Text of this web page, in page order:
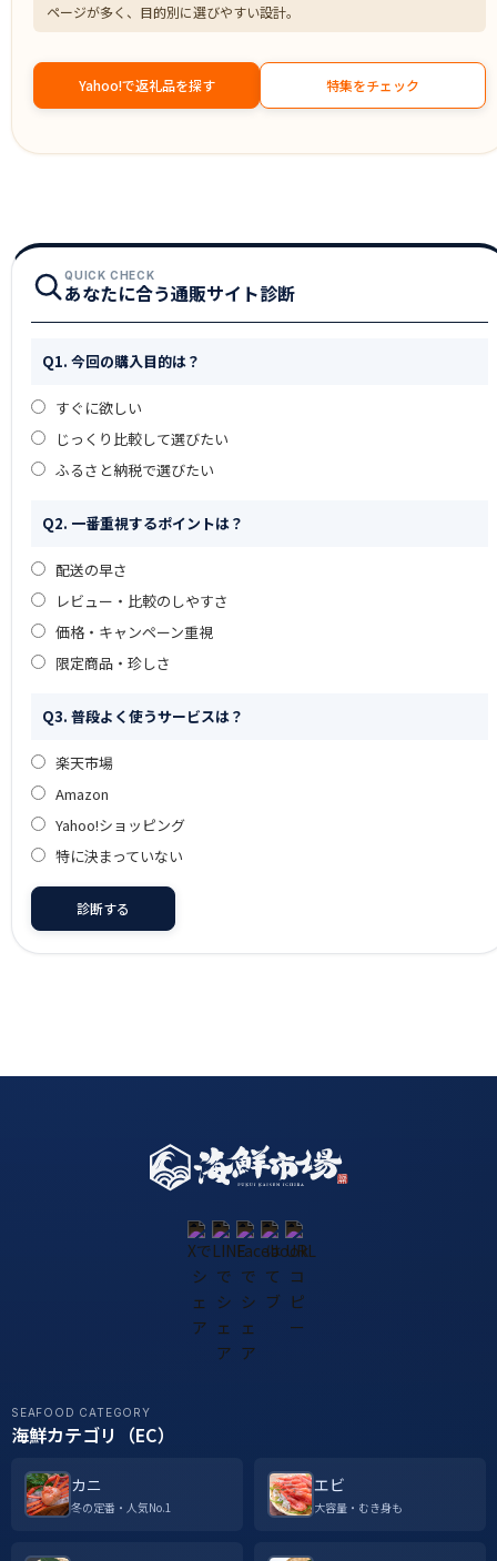
ページが多く、目的別に選びやすい設計。
Yahoo!で返礼品を探す 特集をチェック
QUICK CHECK
あなたに合う通販サイト診断
Q1. 今回の購入目的は？
すぐに欲しい
じっくり比較して選びたい
ふるさと納税で選びたい
Q2. 一番重視するポイントは？
配送の早さ
レビュー・比較のしやすさ
価格・キャンペーン重視
限定商品・珍しさ
Q3. 普段よく使うサービスは？
楽天市場
Amazon
Yahoo!ショッピング
特に決まっていない
診断する
SEAFOOD CATEGORY
海鮮カテゴリ（EC）
カニ
冬の定番・人気No.1
エビ
大容量・むき身も